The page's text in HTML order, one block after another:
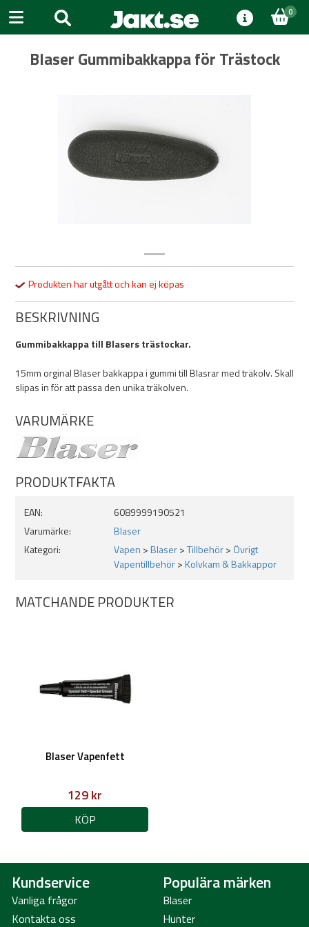
0
Blaser Gummibakkappa för Trästock
Previous
Produkten har utgått och kan ej köpas
BESKRIVNING
Gummibakkappa till Blasers trästockar.
15mm orginal Blaser bakkappa i gummi till Blasrar med träkolv. Skall
slipas in för att passa den unika träkolven.
VARUMÄRKE
PRODUKTFAKTA
EAN:
6089999190521
Varumärke:
Blaser
Kategori:
Vapen >Blaser>Tillbehör> Övrigt
Vapentillbehör>Kolvkam & Bakkappor
MATCHANDE PRODUKTER
Blaser Vapenfett
129 kr
KÖP
Kundservice
Vanliga frågor
Kontakta oss
Populära märken
Blaser
Hunter